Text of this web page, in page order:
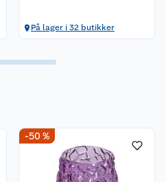
På lager i 32 butikker
-50 %